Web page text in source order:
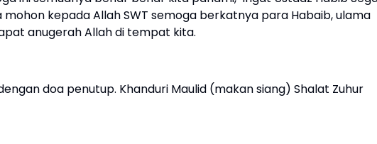
kepada Allah SWT semoga berkatnya para Habaib, ulama
anugerah Allah di tempat kita.
doa penutup. Khanduri Maulid (makan siang) Shalat Zuhur